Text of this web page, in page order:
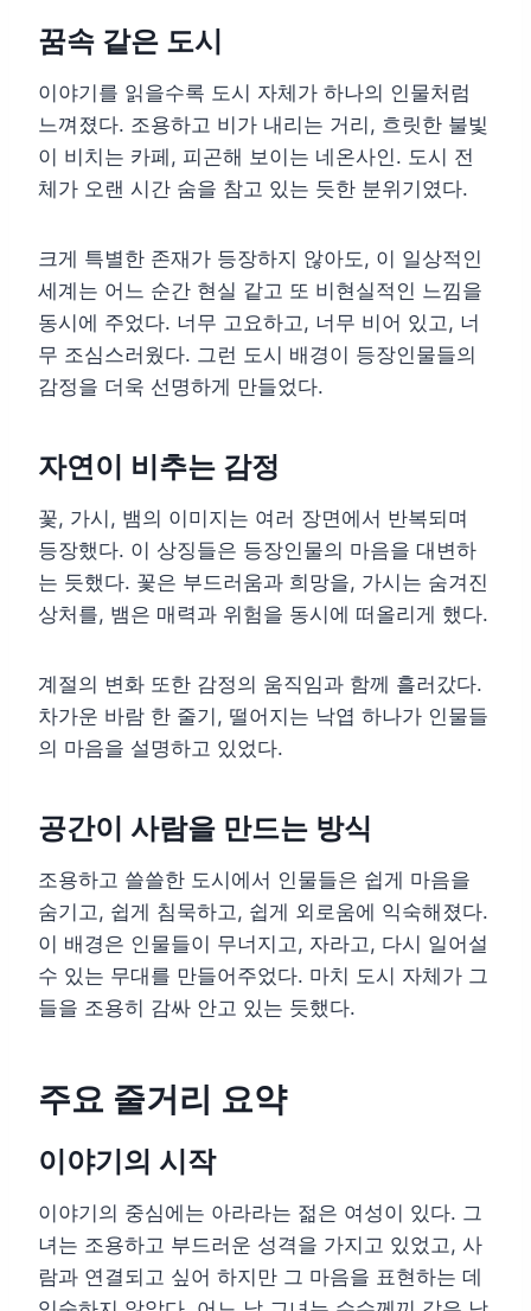
꿈속 같은 도시
이야기를 읽을수록 도시 자체가 하나의 인물처럼
느껴졌다. 조용하고 비가 내리는 거리, 흐릿한 불빛
이 비치는 카페, 피곤해 보이는 네온사인. 도시 전
체가 오랜 시간 숨을 참고 있는 듯한 분위기였다.
크게 특별한 존재가 등장하지 않아도, 이 일상적인
세계는 어느 순간 현실 같고 또 비현실적인 느낌을
동시에 주었다. 너무 고요하고, 너무 비어 있고, 너
무 조심스러웠다. 그런 도시 배경이 등장인물들의
감정을 더욱 선명하게 만들었다.
자연이 비추는 감정
꽃, 가시, 뱀의 이미지는 여러 장면에서 반복되며
등장했다. 이 상징들은 등장인물의 마음을 대변하
는 듯했다. 꽃은 부드러움과 희망을, 가시는 숨겨진
상처를, 뱀은 매력과 위험을 동시에 떠올리게 했다.
계절의 변화 또한 감정의 움직임과 함께 흘러갔다.
차가운 바람 한 줄기, 떨어지는 낙엽 하나가 인물들
의 마음을 설명하고 있었다.
공간이 사람을 만드는 방식
조용하고 쓸쓸한 도시에서 인물들은 쉽게 마음을
숨기고, 쉽게 침묵하고, 쉽게 외로움에 익숙해졌다.
이 배경은 인물들이 무너지고, 자라고, 다시 일어설
수 있는 무대를 만들어주었다. 마치 도시 자체가 그
들을 조용히 감싸 안고 있는 듯했다.
주요 줄거리 요약
이야기의 시작
이야기의 중심에는 아라라는 젊은 여성이 있다. 그
녀는 조용하고 부드러운 성격을 가지고 있었고, 사
람과 연결되고 싶어 하지만 그 마음을 표현하는 데